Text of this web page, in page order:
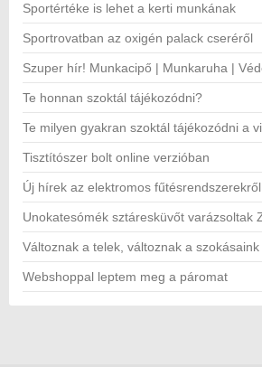
Sportértéke is lehet a kerti munkának
Sportrovatban az oxigén palack cseréről
Szuper hír! Munkacipő | Munkaruha |
Te honnan szoktál tájékozódni?
Te milyen gyakran szoktál tájékozódni a
Tisztítószer bolt online verzióban
Új hírek az elektromos fűtésrendszerekről
Unokatesómék sztáresküvőt varázsoltak
Változnak a telek, változnak a szokásaink
Webshoppal leptem meg a páromat